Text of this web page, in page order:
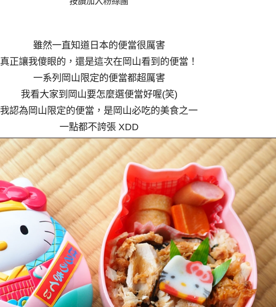
雖然一直知道日本的便當很厲害
真正讓我傻眼的，還是這次在岡山看到的便當！
一系列岡山限定的便當都超厲害
我看大家到岡山要怎麼選便當好喔(笑)
我認為岡山限定的便當，是岡山必吃的美食之一
一點都不誇張 XDD